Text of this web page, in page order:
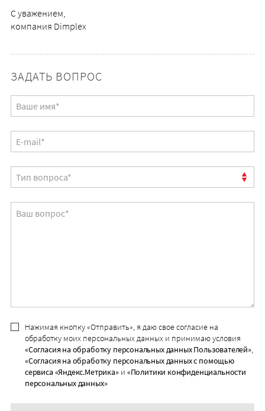
С уважением,
компания Dimplex
ЗАДАТЬ ВОПРОС
Нажимая кнопку «Отправить», я даю свое согласие на
обработку моих персональных данных и принимаю условия
«Согласия на обработку персональных данных Пользователей»,
«Согласия на обработку персональных данных с помощью
сервиса «Яндекс.Метрика»и «Политики конфиденциальности
персональных данных»